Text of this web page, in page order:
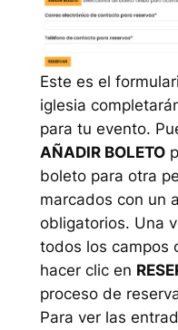
Este es el
iglesia
para tu evento.
AÑADIR BOLETO
boleto para otra
marcados con un
obligatorios. Una
todos los campos
hacer clic en
proceso de
Para ver las